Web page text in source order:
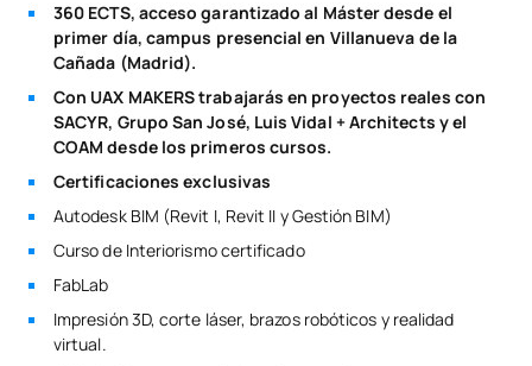
360 ECTS, acceso garantizado al Máster desde el
primer día, campus presencial en Villanueva de la
Cañada (Madrid).
Con UAX MAKERS trabajarás en proyectos reales con
SACYR, Grupo San José, Luis Vidal + Architects y el
COAM desde los primeros cursos.
Certificaciones exclusivas
Autodesk BIM (Revit I, Revit II y Gestión BIM)
Curso de Interiorismo certificado
FabLab
Impresión 3D, corte láser, brazos robóticos y realidad
virtual.